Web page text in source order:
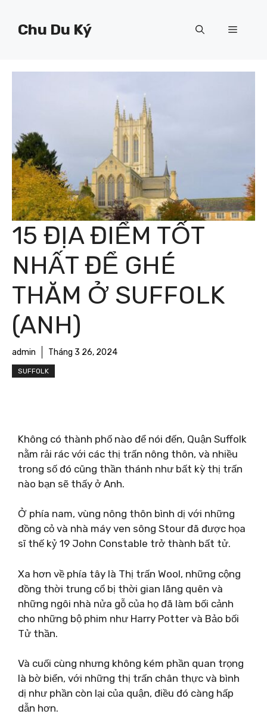
Chu Du Ký Menu
15 ĐỊA ĐIỂM TỐT
NHẤT ĐỂ GHÉ
THĂM Ở SUFFOLK
(ANH)
admin Tháng 3 26, 2024
SUFFOLK
Không có thành phố nào để nói đến, Quận Suffolk
nằm rải rác với các thị trấn nông thôn, và nhiều
trong số đó cũng thần thánh như bất kỳ thị trấn
nào bạn sẽ thấy ở Anh.
Ở phía nam, vùng nông thôn bình dị với những
đồng cỏ và nhà máy ven sông Stour đã được họa
sĩ thế kỷ 19 John Constable trở thành bất tử.
Xa hơn về phía tây là Thị trấn Wool, những cộng
đồng thời trung cổ bị thời gian lãng quên và
những ngôi nhà nửa gỗ của họ đã làm bối cảnh
cho những bộ phim như Harry Potter và Bảo bối
Tử thần.
Và cuối cùng nhưng không kém phần quan trọng
là bờ biển, với những thị trấn chân thực và bình
dị như phần còn lại của quận, điều đó càng hấp
dẫn hơn.